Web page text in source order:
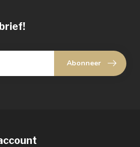
Abonneer